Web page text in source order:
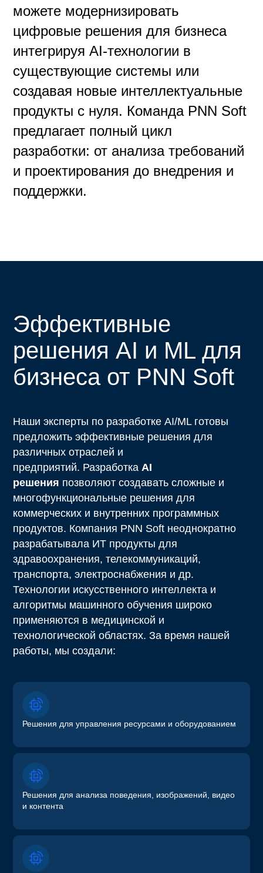
можете модернизировать
цифровые решения для бизнеса
интегрируя AI-технологии в
существующие системы или
создавая новые интеллектуальные
продукты с нуля. Команда PNN Soft
предлагает полный цикл
разработки: от анализа требований
и проектирования до внедрения и
поддержки.
Эффективные
решения AI и ML для
бизнеса от PNN Soft
Наши эксперты по разработке AI/ML готовы
предложить эффективные решения для
различных отраслей и
предприятий. РазработкаAI
решения позволяют создавать сложные и
многофункциональные решения для
коммерческих и внутренних программных
продуктов. Компания PNN Soft неоднократно
разрабатывала ИТ продукты для
здравоохранения, телекоммуникаций,
транспорта, электроснабжения и др.
Технологии искусственного интеллекта и
алгоритмы машинного обучения широко
применяются в медицинской и
технологической областях. За время нашей
работы, мы создали:
Решения для управления ресурсами и оборудованием
Решения для анализа поведения, изображений, видео
и контента